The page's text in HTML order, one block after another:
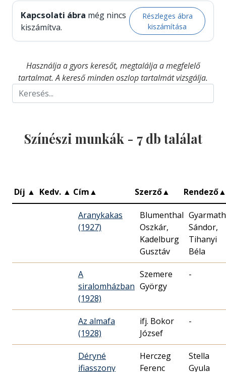
Kapcsolati ábra még nincs
kiszámítva.
Részleges ábra
kiszámítása
Használja a gyors keresőt, megtalálja a megfelelő
tartalmat. A kereső minden oszlop tartalmát vizsgálja.
Színészi munkák - 7db találat
Díj ▲ Kedv. ▲ Cím▲ Szerző▲ Rendező▲
Aranykakas
(1927)
Blumenthal
Oszkár,
Kadelburg
Gusztáv
Sándor,
Tihanyi
Béla
A
siralomházban
(1928)
Szemere
György
-
Az almafa
(1928)
ifj. Bokor
József
-
Déryné
ifiasszony
Herczeg
Ferenc
Stella
Gyula